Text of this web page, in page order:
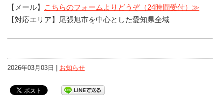
【メール】
こちらのフォームよりどうぞ（24時間受付）≫
【対応エリア】尾張旭市を中心とした愛知県全域
2026年03月03日 | お知らせ